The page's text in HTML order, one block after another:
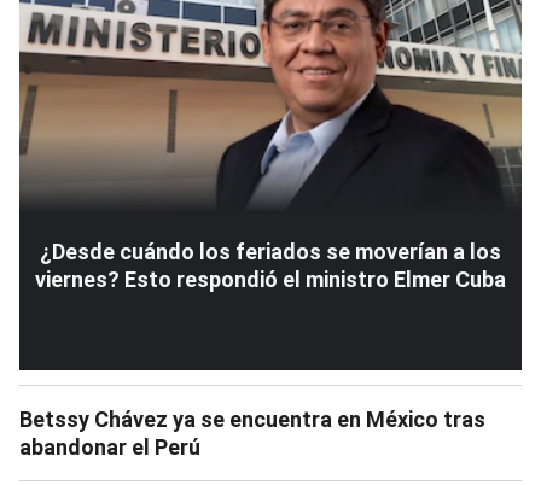
¿Desde cuándo los feriados se moverían a los
viernes? Esto respondió el ministro Elmer Cuba
Betssy Chávez ya se encuentra en México tras
abandonar el Perú